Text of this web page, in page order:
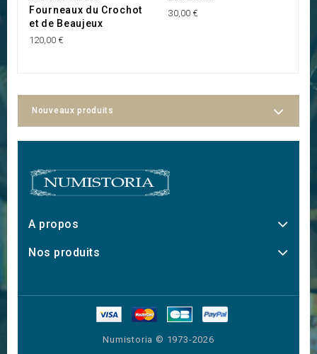
Fourneaux du Crochot
et de Beaujeux
120,00 €
30,00 €
Nouveaux produits
A propos
Nos produits
Numistoria © 1973-2026